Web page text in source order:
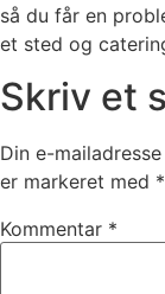
så du får en
et sted og
Skriv et
Din e-
er markeret med *
Kommentar *